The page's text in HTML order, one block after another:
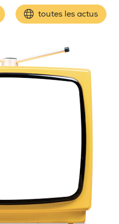
toutes les actus